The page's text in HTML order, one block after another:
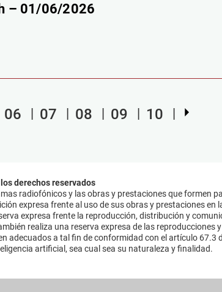
– 01/06/2026
06 07 08 09 10
derechos reservados
radiofónicos y las obras y prestaciones que formen
expresa frente al uso de sus obras y prestaciones
expresa frente la reproducción, distribución y
realiza una reserva expresa de las
adecuados a tal fin de conformidad con el artículo 67.3
artificial, sea cual sea su naturaleza y finalidad.